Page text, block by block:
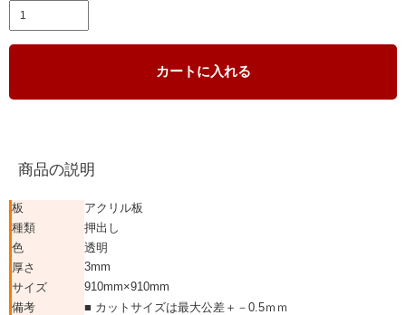
カートに入れる
商品の説明
板
アクリル板
種類
押出し
色
透明
厚さ
3mm
サイズ
910mm×910mm
備考
■ カットサイズは最大公差＋－0.5ｍｍ